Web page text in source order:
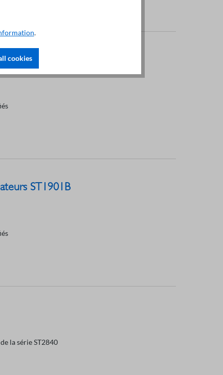
ST1901A
ST1901B
la série ST2840
.
cookies